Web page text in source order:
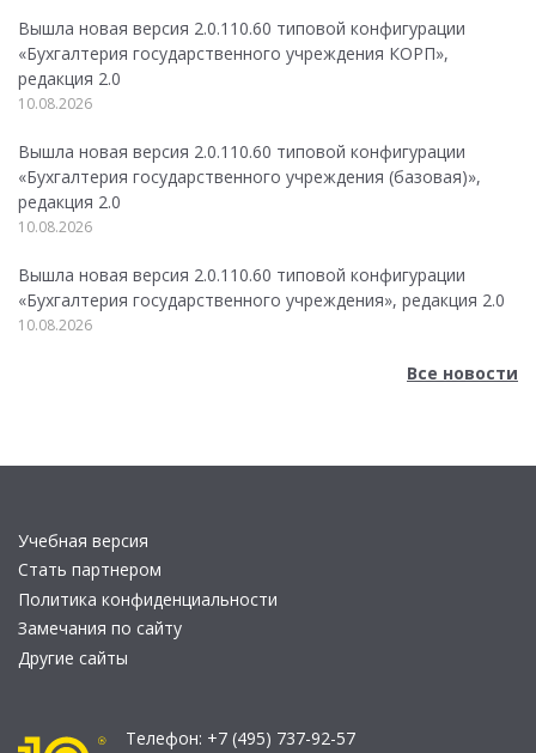
Вышла новая версия 2.0.110.60 типовой конфигурации
«Бухгалтерия государственного учреждения КОРП»,
редакция 2.0
10.08.2026
Вышла новая версия 2.0.110.60 типовой конфигурации
«Бухгалтерия государственного учреждения (базовая)»,
редакция 2.0
10.08.2026
Вышла новая версия 2.0.110.60 типовой конфигурации
«Бухгалтерия государственного учреждения», редакция 2.0
10.08.2026
Все новости
Учебная версия
Стать партнером
Политика конфиденциальности
Замечания по сайту
Другие сайты
Телефон: +7 (495) 737-92-57